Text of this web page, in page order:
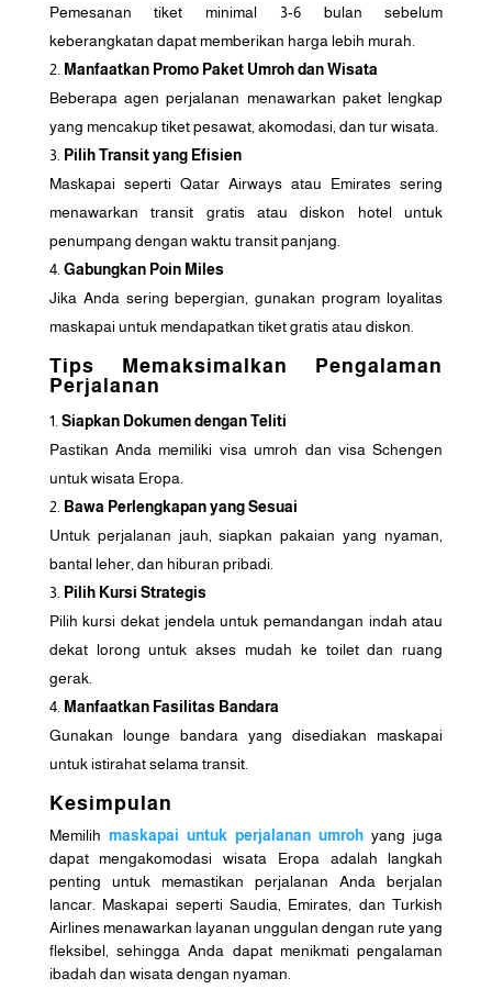
Pemesanan tiket minimal 3-6 bulan sebelum
keberangkatan dapat memberikan harga lebih murah.
Manfaatkan Promo Paket Umroh dan Wisata
Beberapa agen perjalanan menawarkan paket lengkap
yang mencakup tiket pesawat, akomodasi, dan tur wisata.
Pilih Transit yang Efisien
Maskapai seperti Qatar Airways atau Emirates sering
menawarkan transit gratis atau diskon hotel untuk
penumpang dengan waktu transit panjang.
Gabungkan Poin Miles
Jika Anda sering bepergian, gunakan program loyalitas
maskapai untuk mendapatkan tiket gratis atau diskon.
Tips Memaksimalkan Pengalaman
Perjalanan
Siapkan Dokumen dengan Teliti
Pastikan Anda memiliki visa umroh dan visa Schengen
untuk wisata Eropa.
Bawa Perlengkapan yang Sesuai
Untuk perjalanan jauh, siapkan pakaian yang nyaman,
bantal leher, dan hiburan pribadi.
Pilih Kursi Strategis
Pilih kursi dekat jendela untuk pemandangan indah atau
dekat lorong untuk akses mudah ke toilet dan ruang
gerak.
Manfaatkan Fasilitas Bandara
Gunakan lounge bandara yang disediakan maskapai
untuk istirahat selama transit.
Kesimpulan
Memilih maskapai untuk perjalanan umroh yang juga
dapat mengakomodasi wisata Eropa adalah langkah
penting untuk memastikan perjalanan Anda berjalan
lancar. Maskapai seperti Saudia, Emirates, dan Turkish
Airlines menawarkan layanan unggulan dengan rute yang
fleksibel, sehingga Anda dapat menikmati pengalaman
ibadah dan wisata dengan nyaman.